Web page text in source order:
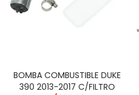
BOMBA COMBUSTIBLE DUKE
390 2013-2017 C/FILTRO